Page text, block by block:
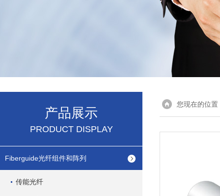
产品展示
PRODUCT DISPLAY
Fiberguide光纤组件和阵列
传能光纤
您现在的位置